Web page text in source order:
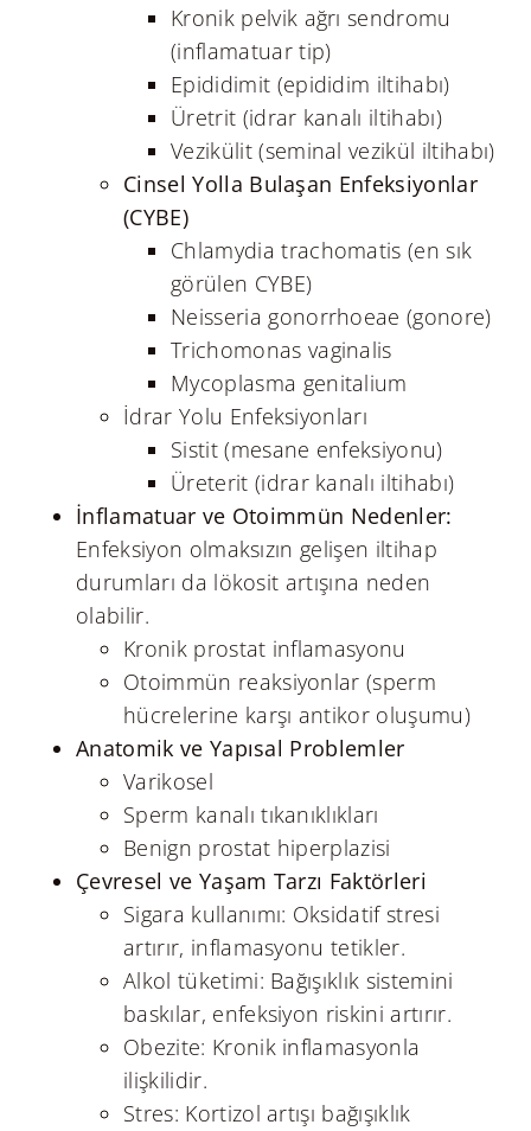
Kronik pelvik ağrı sendromu
(inflamatuar tip)
Epididimit (epididim iltihabı)
Üretrit (idrar kanalı iltihabı)
Vezikülit (seminal vezikül iltihabı)
Cinsel Yolla Bulaşan Enfeksiyonlar
(CYBE)
Chlamydia trachomatis (en sık
görülen CYBE)
Neisseria gonorrhoeae (gonore)
Trichomonas vaginalis
Mycoplasma genitalium
İdrar Yolu Enfeksiyonları
Sistit (mesane enfeksiyonu)
Üreterit (idrar kanalı iltihabı)
İnflamatuar ve Otoimmün Nedenler:
Enfeksiyon olmaksızın gelişen iltihap
durumları da lökosit artışına neden
olabilir.
Kronik prostat inflamasyonu
Otoimmün reaksiyonlar (sperm
hücrelerine karşı antikor oluşumu)
Anatomik ve Yapısal Problemler
Varikosel
Sperm kanalı tıkanıklıkları
Benign prostat hiperplazisi
Çevresel ve Yaşam Tarzı Faktörleri
Sigara kullanımı: Oksidatif stresi
artırır, inflamasyonu tetikler.
Alkol tüketimi: Bağışıklık sistemini
baskılar, enfeksiyon riskini artırır.
Obezite: Kronik inflamasyonla
ilişkilidir.
Stres: Kortizol artışı bağışıklık